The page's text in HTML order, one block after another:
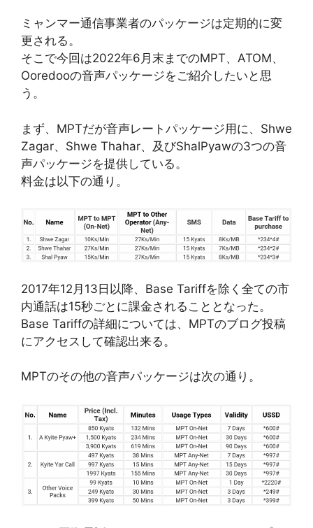
ミャンマー通信事業者のパッケージは定期的に変
更される。
そこで今回は2022年6月末までのMPT、ATOM、
Ooredooの音声パッケージをご紹介したいと思
う。
まず、MPTだが音声レートパッケージ用に、Shwe
Zagar、Shwe Thahar、及びShalPyawの3つの音
声パッケージを提供している。
料金は以下の通り。
2017年12月13日以降、Base Tariffを除く全ての市
内通話は15秒ごとに課金されることとなった。
Base Tariffの詳細については、MPTのブログ投稿
にアクセスして確認出来る。
MPTのその他の音声パッケージは次の通り。